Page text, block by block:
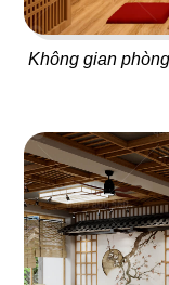
Không gian
CHEF MAMMA'S
Nhà hàng Ý